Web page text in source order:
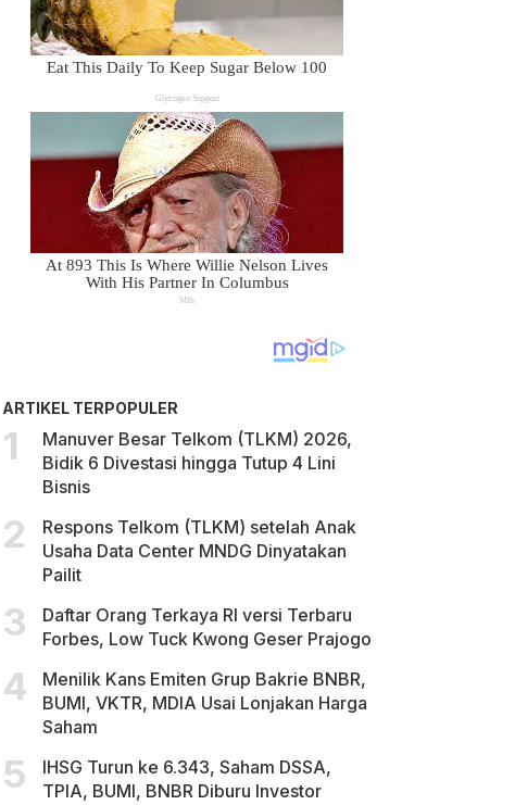
ARTIKEL TERPOPULER
Manuver Besar Telkom (TLKM) 2026,
Bidik 6 Divestasi hingga Tutup 4 Lini
Bisnis
Respons Telkom (TLKM) setelah Anak
Usaha Data Center MNDG Dinyatakan
Pailit
Daftar Orang Terkaya RI versi Terbaru
Forbes, Low Tuck Kwong Geser Prajogo
Menilik Kans Emiten Grup Bakrie BNBR,
BUMI, VKTR, MDIA Usai Lonjakan Harga
Saham
IHSG Turun ke 6.343, Saham DSSA,
TPIA, BUMI, BNBR Diburu Investor